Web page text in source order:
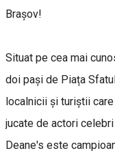
Brașov!
Situat pe cea mai
doi pași de Piața
localnicii și turiștii
jucate de actori
Deane's este